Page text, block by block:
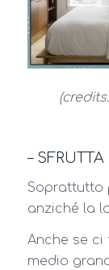
–
Soprattutto
anziché la
Anche se
medio